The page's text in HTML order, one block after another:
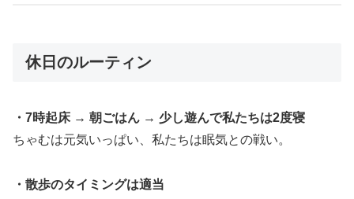
休日のルーティン
・7時起床 → 朝ごはん → 少し遊んで私たちは2度寝
ちゃむは元気いっぱい、私たちは眠気との戦い。
・散歩のタイミングは適当